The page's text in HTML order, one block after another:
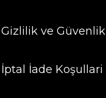
Gizlilik ve Güvenlik
İptal İade Koşullari